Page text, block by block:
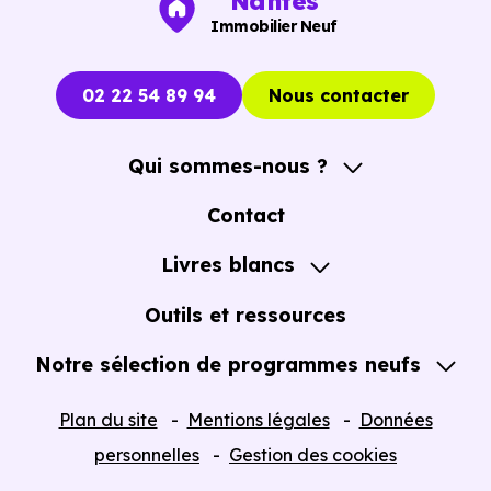
Immobilier Neuf
02 22 54 89 94 Nous contacter
Qui sommes-nous ?
A propos
Contact
Livres blancs
Guide de l'Achat immobilier neuf en VEFA
Outils et ressources
Notre sélection de programmes neufs
Plan du site Mentions légales
Données
personnelles
Gestion des cookies